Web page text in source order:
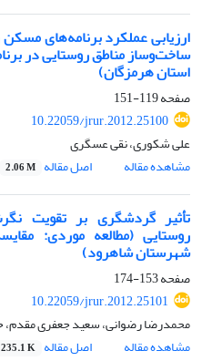
ارزیابی عملکرد برنامه‌های
ساخت‌وساز مناطق روستایی در
استان هرمزگان)
صفحه119-151
10.22059/jrur.2012.25100
علی شکوری، نقی عسگری
مشاهده مقاله
اصل مقاله 2.06 M
تأثیر گردشگری بر تقویت
روستایی (مطالعه موردی:
شهرستان شاهرود)
صفحه153-174
10.22059/jrur.2012.25101
محمدرضا رضوانی، سعید جعفری
مشاهده مقاله
اصل مقاله 235.1 K